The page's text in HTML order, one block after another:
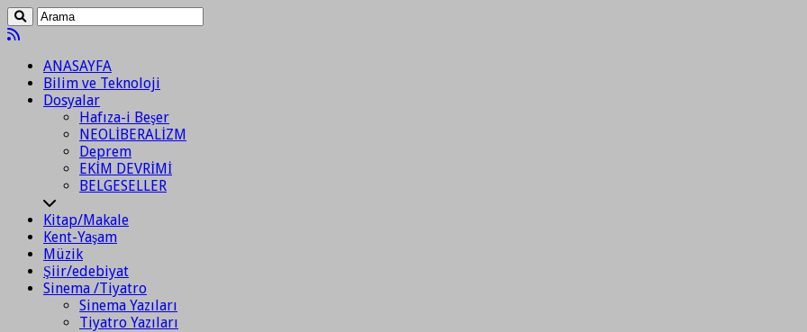
ANASAYFA
Bilim ve Teknoloji
Dosyalar
Hafıza-i Beşer
NEOLİBERALİZM
Deprem
EKİM DEVRİMİ
BELGESELLER
Kitap/Makale
Kent-Yaşam
Müzik
Şiir/edebiyat
Sinema /Tiyatro
Sinema Yazıları
Tiyatro Yazıları